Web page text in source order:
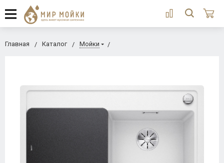
Главная Каталог Мойки